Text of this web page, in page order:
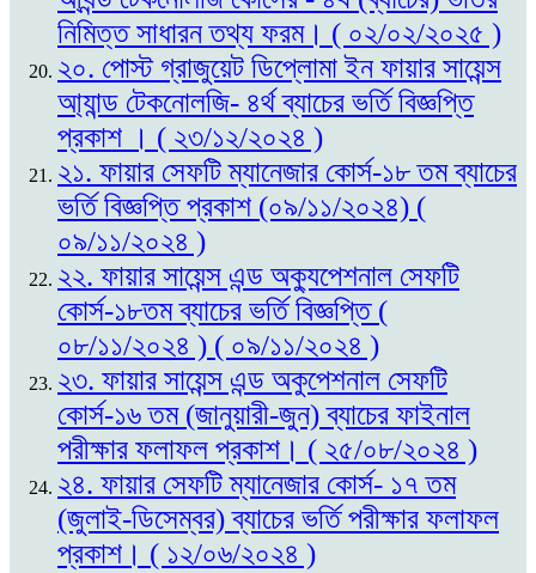
নিমিত্ত সাধারন তথ্য ফরম। ( ০২/০২/২০২৫ )
২০. পোস্ট গ্রাজুয়েট ডিপ্লোমা ইন ফায়ার সায়েন্স
আ্যান্ড টেকনোলজি- ৪র্থ ব্যাচের ভর্তি বিজ্ঞপ্তি
প্রকাশ । ( ২৩/১২/২০২৪ )
২১. ফায়ার সেফটি ম্যানেজার কোর্স-১৮ তম ব্যাচের
ভর্তি বিজ্ঞপ্তি প্রকাশ (০৯/১১/২০২৪) (
০৯/১১/২০২৪ )
২২. ফায়ার সায়েন্স এন্ড অক্যুপেশনাল সেফটি
কোর্স-১৮তম ব্যাচের ভর্তি বিজ্ঞপ্তি (
০৮/১১/২০২৪ ) ( ০৯/১১/২০২৪ )
২৩. ফায়ার সায়েন্স এন্ড অকুপেশনাল সেফটি
কোর্স-১৬ তম (জানুয়ারী-জুন) ব্যাচের ফাইনাল
পরীক্ষার ফলাফল প্রকাশ। ( ২৫/০৮/২০২৪ )
২৪. ফায়ার সেফটি ম্যানেজার কোর্স- ১৭ তম
(জুলাই-ডিসেম্বর) ব্যাচের ভর্তি পরীক্ষার ফলাফল
প্রকাশ। ( ১২/০৬/২০২৪ )